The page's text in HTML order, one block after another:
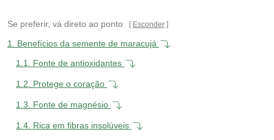
Se preferir, vá direto ao ponto Esconder
1.
Benefícios da semente de maracujá
1.1.
Fonte de antioxidantes
1.2. Protege o coração
1.3. Fonte de magnésio
1.4. Rica em fibras insolúveis